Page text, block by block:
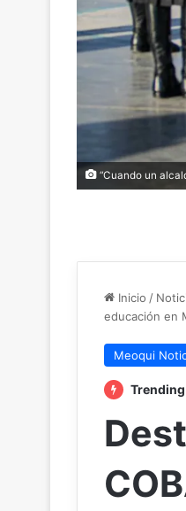
“Cuando un
Inicio /
educación en
Meoqui
Trending